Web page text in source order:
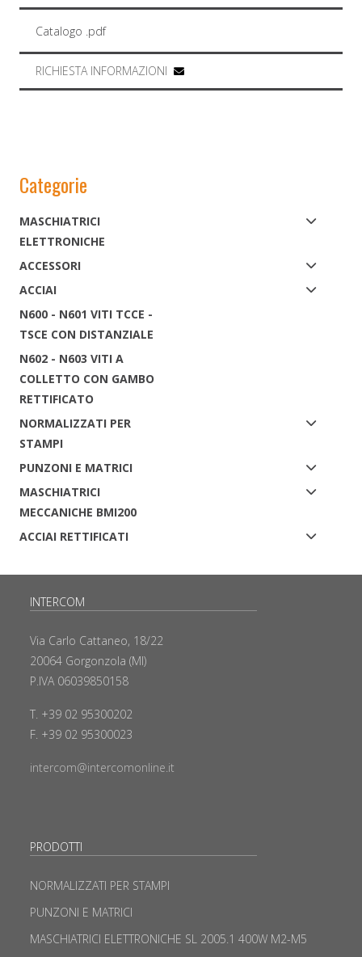
Categorie
MASCHIATRICI
ELETTRONICHE
ACCESSORI
ACCIAI
N600 - N601 VITI TCCE -
TSCE CON DISTANZIALE
N602 - N603 VITI A
COLLETTO CON GAMBO
RETTIFICATO
NORMALIZZATI PER
STAMPI
PUNZONI E MATRICI
MASCHIATRICI
MECCANICHE BMI200
ACCIAI RETTIFICATI
Catalogo .pdf
RICHIESTA INFORMAZIONI
INTERCOM
Via Carlo Cattaneo, 18/22
20064 Gorgonzola (MI)
P.IVA 06039850158
T. +39 02 95300202
F. +39 02 95300023
intercom@intercomonline.it
PRODOTTI
NORMALIZZATI PER STAMPI
PUNZONI E MATRICI
MASCHIATRICI ELETTRONICHE SL 2005.1 400W M2-M5